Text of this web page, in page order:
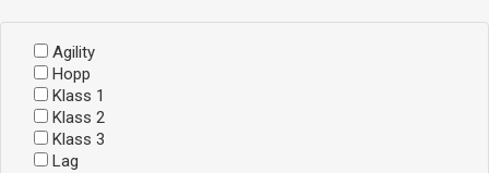
Agility
Hopp
Klass 1
Klass 2
Klass 3
Lag